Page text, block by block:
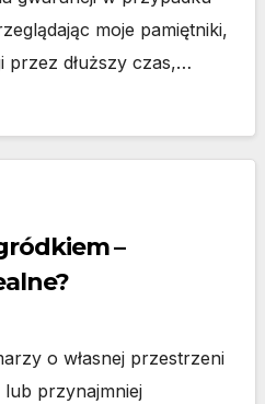
moje pamiętniki,
przez dłuższy czas,…
–
o własnej przestrzeni
lub przynajmniej